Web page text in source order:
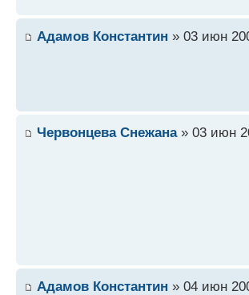
Адамов Константин » 03 июн
Червонцева Снежана» 03 июн
Адамов Константин » 04 июн